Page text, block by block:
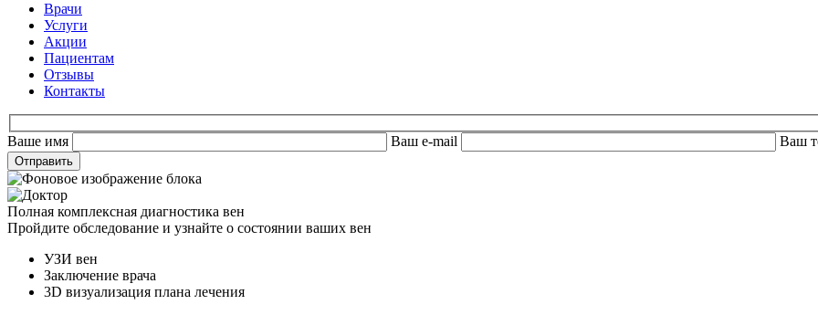
Врачи
Услуги
Акции
Пациентам
Отзывы
Контакты
Ваше имя Ваш e-mail Ваш
Полная комплексная диагностика вен
Пройдите обследование и узнайте о состоянии ваших вен
УЗИ вен
Заключение врача
3D визуализация плана лечения